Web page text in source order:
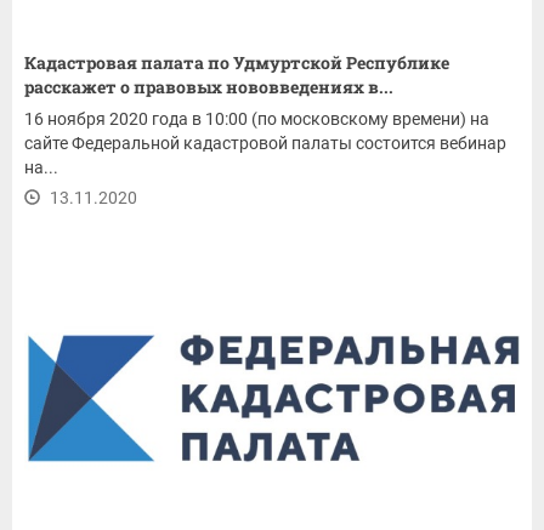
Кадастровая палата по Удмуртской Республике
расскажет о правовых нововведениях в...
16 ноября 2020 года в 10:00 (по московскому времени) на
сайте Федеральной кадастровой палаты состоится вебинар
на...
13.11.2020